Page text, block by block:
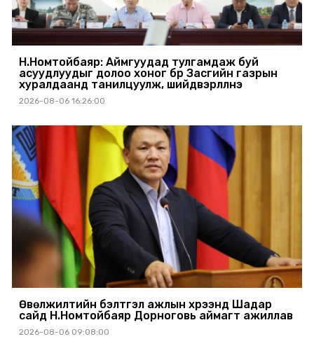
Н.Номтойбаяр: Аймгуудад тулгамдаж буй
асуудлуудыг долоо хоног бүр Засгийн газрын
хуралдаанд танилцуулж, шийдвэрлүүлнэ
2026-08-06 16:26:00
Өвөлжилтийн бэлтгэл ажлын хүрээнд Шадар
сайд Н.Номтойбаяр Дорноговь аймагт ажиллав
2026-08-06 09:08:00